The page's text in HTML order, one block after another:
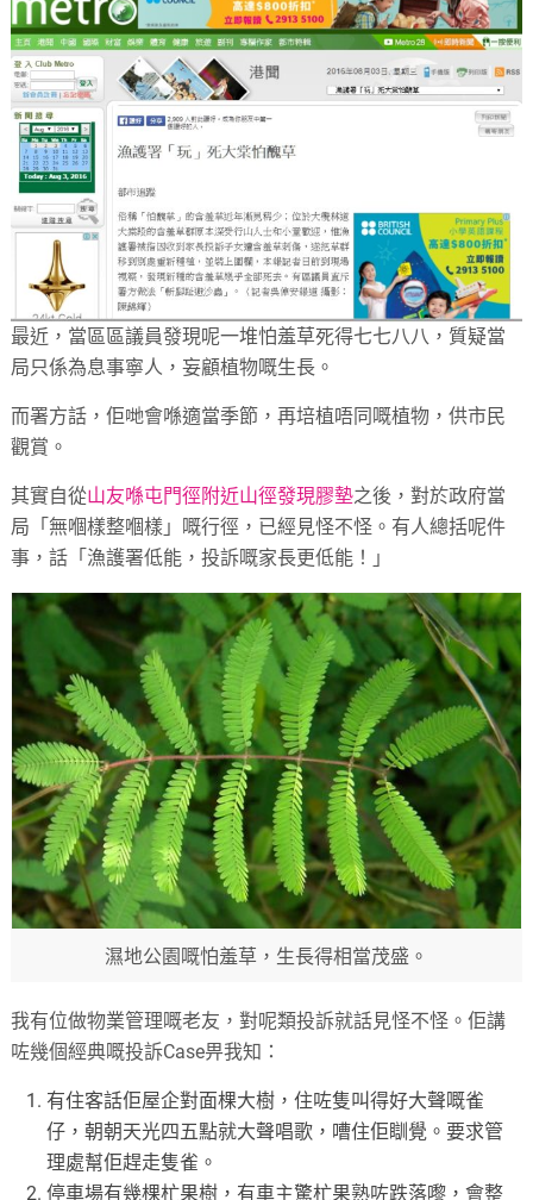
最近，當區區議員發現呢一堆怕羞草死得七七八八，質疑當
局只係為息事寧人，妄顧植物嘅生長。
而署方話，佢哋會喺適當季節，再培植唔同嘅植物，供市民
觀賞。
其實自從山友喺屯門徑附近山徑發現膠墊之後，對於政府當
局「無嗰樣整嗰樣」嘅行徑，已經見怪不怪。有人總括呢件
事，話「漁護署低能，投訴嘅家長更低能！」
濕地公園嘅怕羞草，生長得相當茂盛。
我有位做物業管理嘅老友，對呢類投訴就話見怪不怪。佢講
咗幾個經典嘅投訴Case畀我知：
有住客話佢屋企對面棵大樹，住咗隻叫得好大聲嘅雀
仔，朝朝天光四五點就大聲唱歌，嘈住佢瞓覺。要求管
理處幫佢趕走隻雀。
停車場有幾棵杧果樹，有車主驚杧果熟咗跌落嚟，會整